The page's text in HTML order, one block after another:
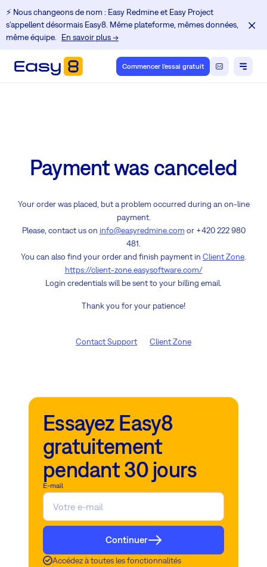
⚡️ Nous changeons de nom : Easy Redmine et Easy Project
s'appellent désormais Easy8. Même plateforme, mêmes données,
même équipe.
En savoir plus →
Commencer l'essai gratuit
Payment was canceled
Your order was placed, but a problem occurred during an on-line
payment.
Please, contact us on info@easyredmine.com or +420 222 980
481.
You can also find your order and finish payment in Client Zone
https://client-zone.easysoftware.com/
Login credentials will be sent to your billing email.
Thank you for your patience!
Contact Support Client Zone
Essayez Easy8
gratuitement
pendant 30 jours
E-mail
Continuer
Accédez à toutes les fonctionnalités